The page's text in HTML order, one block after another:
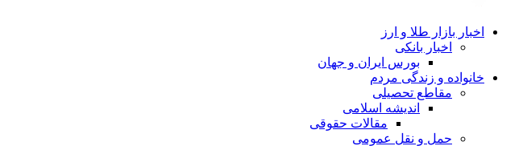
اخبار بازار طلا و ارز
اخبار بانکی
بورس ایران و جهان
خانواده و زندگی مردم
مقاطع تحصیلی
اندیشه اسلامی
مقالات حقوقی
حمل و نقل عمومی